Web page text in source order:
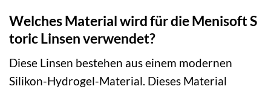
Welches Material wird für die Menisoft S
toric Linsen verwendet?
Diese Linsen bestehen aus einem modernen
Silikon-Hydrogel-Material. Dieses Material